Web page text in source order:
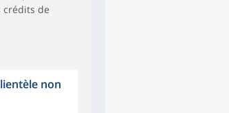
crédits de
non